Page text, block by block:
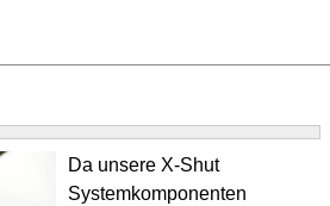
Da unsere X-Shut
Systemkomponenten